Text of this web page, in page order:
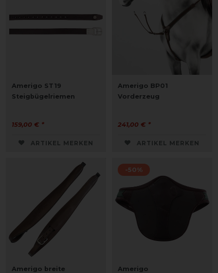
Amerigo ST19
Steigbügelriemen
159,00 € *
ARTIKEL MERKEN
Amerigo BP01
Vorderzeug
241,00 € *
ARTIKEL MERKEN
Amerigo breite
-50%
Amerigo